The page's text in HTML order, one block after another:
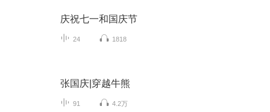
庆祝七一和国庆节
24 1818
张国庆|穿越牛熊
91 4.2万